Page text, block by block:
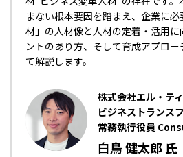
まない根本要因を踏まえ、企業に
材」の人材像と人材の定着・活用
ントのあり方、そして育成アプロ
て解説します。
株式会社エル・テ
ビジネストランス
常務執行役員
白鳥 健太郎 氏